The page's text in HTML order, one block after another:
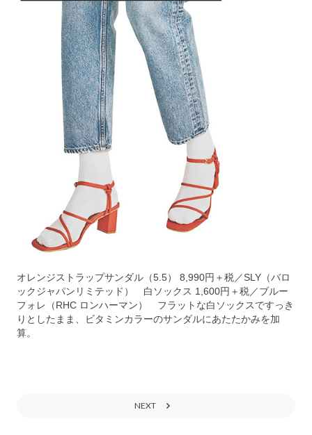
オレンジストラップサンダル（5.5） 8,990円＋税／SLY（バロ
ックジャパンリミテッド） 白ソックス 1,600円＋税／ブルー
フォレ（RHC ロンハーマン） フラットな白ソックスですっき
りとしたまま、ビタミンカラーのサンダルにあたたかみを加
算。
NEXT